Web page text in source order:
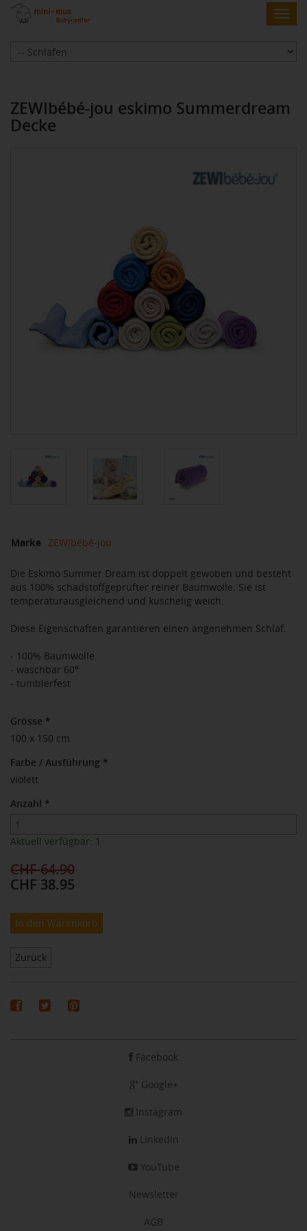
Skip
content
ZEWIbébé-jou eskimo Summerdream
Decke
Marke ZEWIbébé-jou
Die Eskimo Summer Dream ist doppelt gewoben und besteht
aus 100% schadstoffgeprüfter reiner Baumwolle. Sie ist
temperaturausgleichend und kuschelig weich.
Diese Eigenschaften garantieren einen angenehmen Schlaf.
- 100% Baumwolle
- waschbar 60°
- tumblerfest
Grösse *
100 x 150 cm
Farbe / Ausführung *
violett
Anzahl *
Aktuell verfügbar: 1
CHF 64.90
CHF 38.95
In den Warenkorb
Zurück
Facebook
Google+
Instagram
LinkedIn
YouTube
Newsletter
AGB